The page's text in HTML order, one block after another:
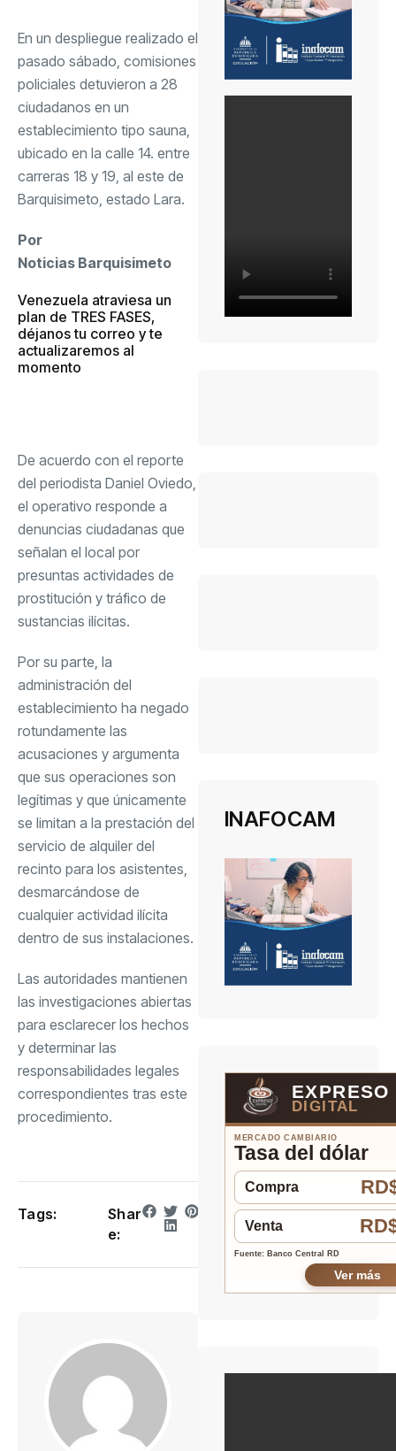
En un despliegue realizado el
pasado sábado, comisiones
policiales detuvieron a 28
ciudadanos en un
establecimiento tipo sauna,
ubicado en la calle 14. entre
carreras 18 y 19, al este de
Barquisimeto, estado Lara.
Por
Noticias Barquisimeto
Venezuela atraviesa un
plan de TRES FASES,
déjanos tu correo y te
actualizaremos al
momento
De acuerdo con el reporte
del periodista Daniel Oviedo,
el operativo responde a
denuncias ciudadanas que
señalan el local por
presuntas actividades de
prostitución y tráfico de
sustancias ilícitas.
Por su parte, la
administración del
establecimiento ha negado
rotundamente las
acusaciones y argumenta
que sus operaciones son
legítimas y que únicamente
se limitan a la prestación del
servicio de alquiler del
recinto para los asistentes,
desmarcándose de
cualquier actividad ilícita
dentro de sus instalaciones.
Las autoridades mantienen
las investigaciones abiertas
para esclarecer los hechos
y determinar las
responsabilidades legales
correspondientes tras este
procedimiento.
Tags:
Shar
e:
INAFOCAM
EXPRESO
DIGITAL
MERCADO CAMBIARIO
Tasa del dólar
Compra
Venta
Fuente: Banco Central RD
Ver más